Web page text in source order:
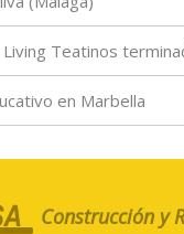
Teatinos
en Marbella
Construcción y